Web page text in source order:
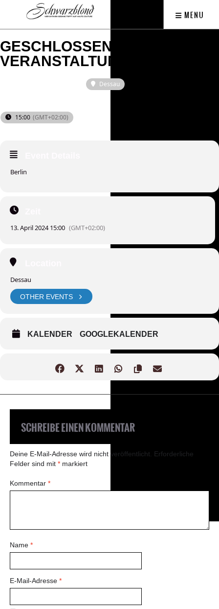
MENU
GESCHLOSSENE
VERANSTALTUNG - DESSAU
15:00 (GMT+02:00)
Dessau
Berlin
13. April 2024 15:00 (GMT+02:00)
Dessau
OTHER EVENTS
KALENDER GOOGLEKALENDER
SCHREIBE EINEN KOMMENTAR
Deine E-Mail-Adresse wird nicht veröffentlicht.
Erforderliche
Felder sind mit * markiert
Kommentar *
Name *
E-Mail-Adresse *